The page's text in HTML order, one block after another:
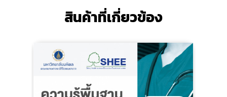
สินค้าที่เกี่ยวข้อง